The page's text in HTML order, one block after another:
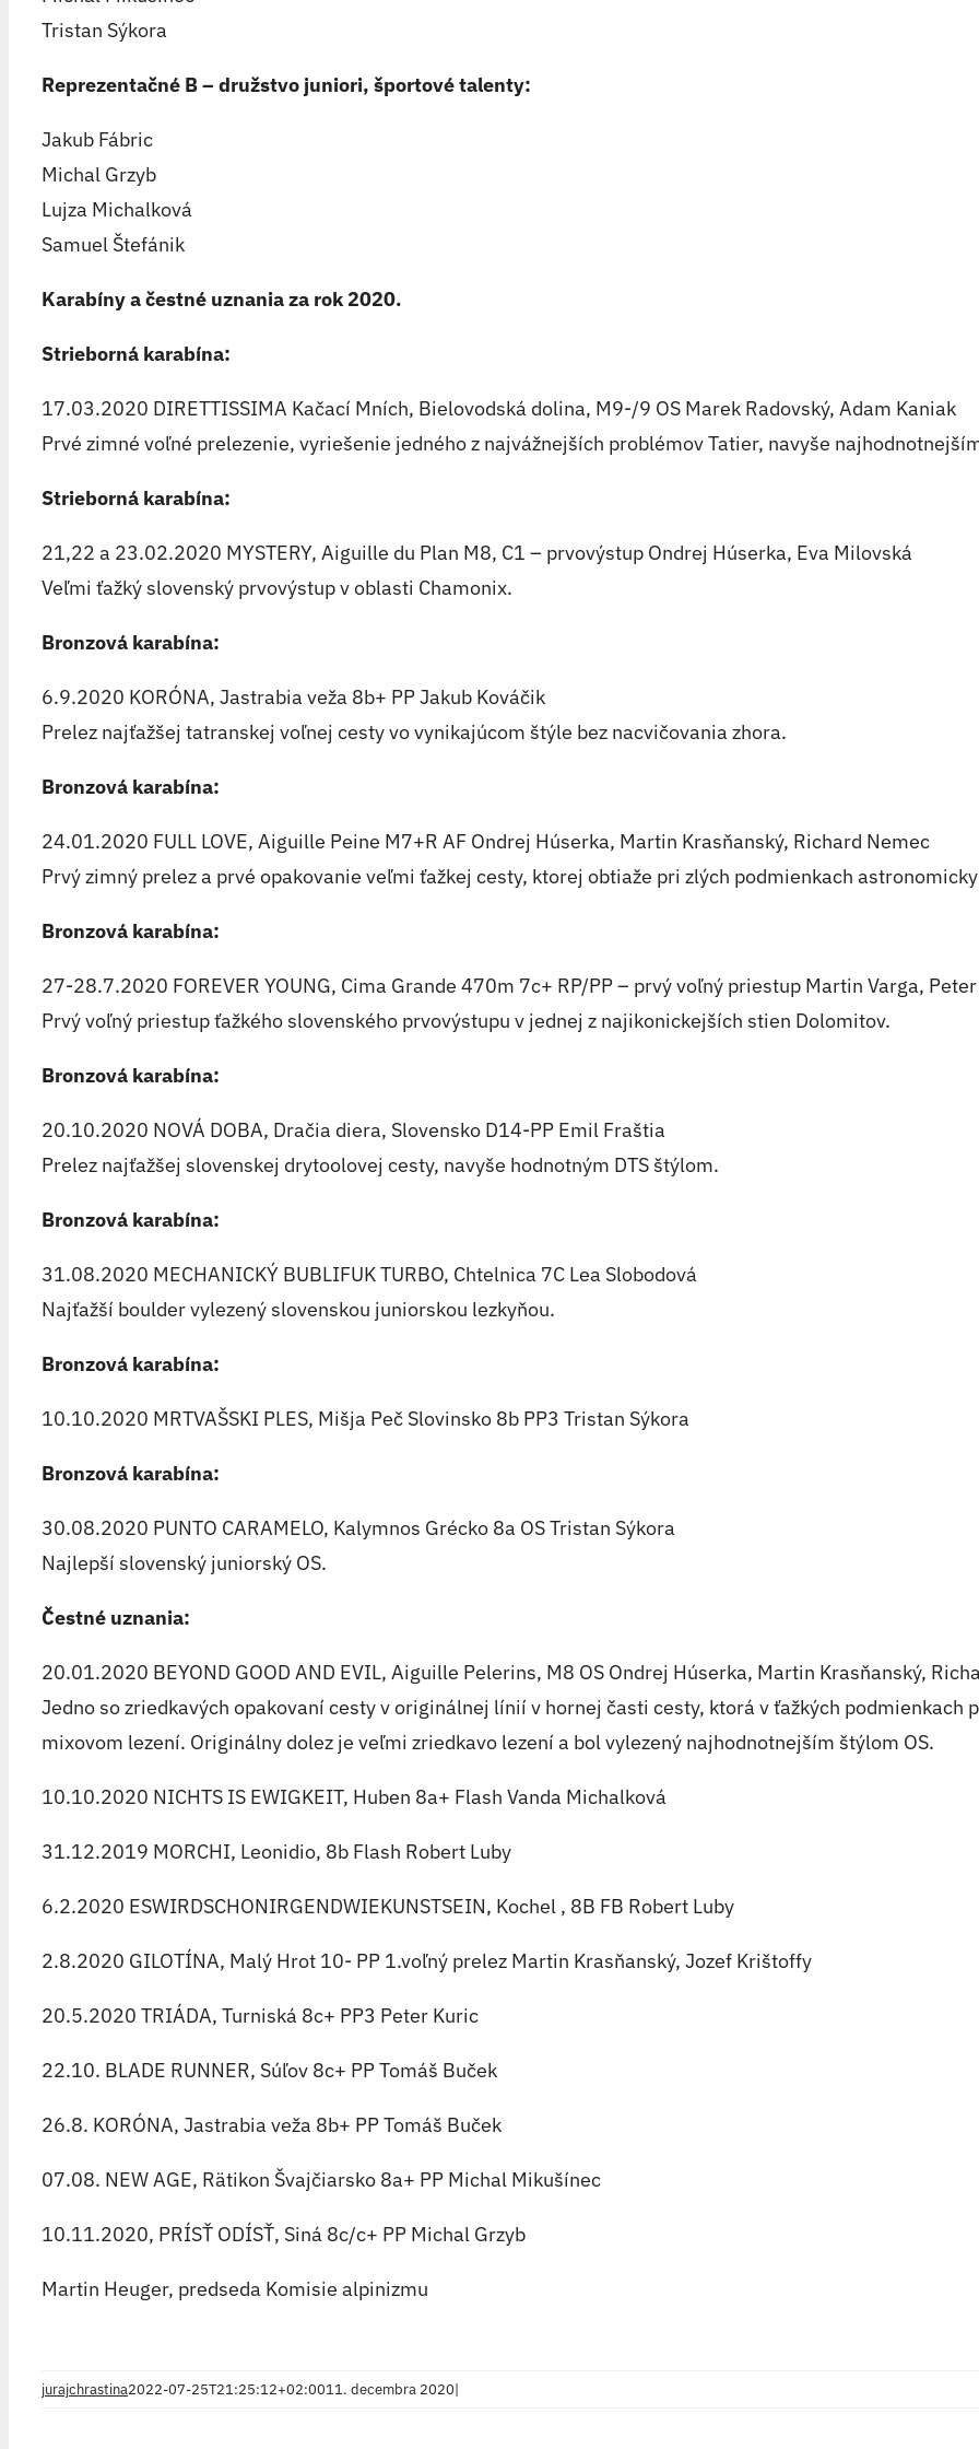
Tristan Sýkora
Reprezentačné B – družstvo juniori, športové talenty:
Jakub Fábric
Michal Grzyb
Lujza Michalková
Samuel Štefánik
Karabíny a čestné uznania za rok 2020.
Strieborná karabína:
17.03.2020 DIRETTISSIMA Kačací Mních, Bielovodská dolina, M9-/9 OS Marek Radovský, Adam Kaniak
Prvé zimné voľné prelezenie, vyriešenie jedného z najvážnejších problémov Tatier, navyše
Strieborná karabína:
21,22 a 23.02.2020 MYSTERY, Aiguille du Plan M8, C1 – prvovýstup Ondrej Húserka, Eva Milovská
Veľmi ťažký slovenský prvovýstup v oblasti Chamonix.
Bronzová karabína:
6.9.2020 KORÓNA, Jastrabia veža 8b+ PP Jakub Kováčik
Prelez najťažšej tatranskej voľnej cesty vo vynikajúcom štýle bez nacvičovania zhora.
Bronzová karabína:
24.01.2020 FULL LOVE, Aiguille Peine M7+R AF Ondrej Húserka, Martin Krasňanský, Richard Nemec
Prvý zimný prelez a prvé opakovanie veľmi ťažkej cesty, ktorej obtiaže pri zlých podmienkach
Bronzová karabína:
27-28.7.2020 FOREVER YOUNG, Cima Grande 470m 7c+ RP/PP – prvý voľný priestup Martin Varga,
Prvý voľný priestup ťažkého slovenského prvovýstupu v jednej z najikonickejších stien Dolomitov.
Bronzová karabína:
20.10.2020 NOVÁ DOBA, Dračia diera, Slovensko D14-PP Emil Fraštia
Prelez najťažšej slovenskej drytoolovej cesty, navyše hodnotným DTS štýlom.
Bronzová karabína:
31.08.2020 MECHANICKÝ BUBLIFUK TURBO, Chtelnica 7C Lea Slobodová
Najťažší boulder vylezený slovenskou juniorskou lezkyňou.
Bronzová karabína:
10.10.2020 MRTVAŠSKI PLES, Mišja Peč Slovinsko 8b PP3 Tristan Sýkora
Bronzová karabína:
30.08.2020 PUNTO CARAMELO, Kalymnos Grécko 8a OS Tristan Sýkora
Najlepší slovenský juniorský OS.
Čestné uznania:
20.01.2020 BEYOND GOOD AND EVIL, Aiguille Pelerins, M8 OS Ondrej Húserka, Martin Krasňanský,
Jedno so zriedkavých opakovaní cesty v originálnej línií v hornej časti cesty, ktorá v ťažkých podmienkach
mixovom lezení. Originálny dolez je veľmi zriedkavo lezení a bol vylezený najhodnotnejším štýlom OS.
10.10.2020 NICHTS IS EWIGKEIT, Huben 8a+ Flash Vanda Michalková
31.12.2019 MORCHI, Leonidio, 8b Flash Robert Luby
6.2.2020 ESWIRDSCHONIRGENDWIEKUNSTSEIN, Kochel , 8B FB Robert Luby
2.8.2020 GILOTÍNA, Malý Hrot 10- PP 1.voľný prelez Martin Krasňanský, Jozef Krištoffy
20.5.2020 TRIÁDA, Turniská 8c+ PP3 Peter Kuric
22.10. BLADE RUNNER, Súľov 8c+ PP Tomáš Buček
26.8. KORÓNA, Jastrabia veža 8b+ PP Tomáš Buček
07.08. NEW AGE, Rätikon Švajčiarsko 8a+ PP Michal Mikušínec
10.11.2020, PRÍSŤ ODÍSŤ, Siná 8c/c+ PP Michal Grzyb
Martin Heuger, predseda Komisie alpinizmu
jurajchrastina2022-07-25T21:25:12+02:0011. decembra 2020|